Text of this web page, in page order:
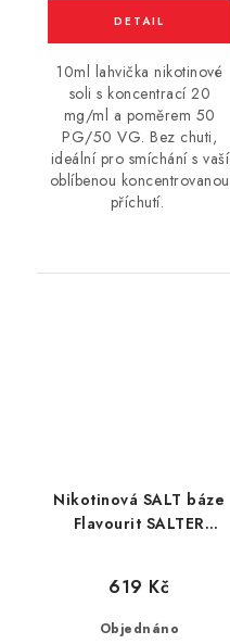
10ml lahvička nikotinové
soli s koncentrací 20
mg/ml a poměrem 50
PG/50 VG. Bez chuti,
ideální pro smíchání s vaší
oblíbenou koncentrovanou
příchutí.
Nikotinová SALT báze
Flavourit SALTER
Objednáno
619 Kč